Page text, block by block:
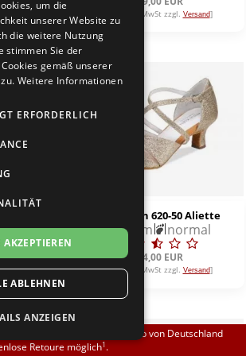
] [inkl. 19% MwSt zzgl. Versand]
comfort
Versand]
Anna Kern 620-50 Aliette
5,0 cm normal
104,00 EUR
[inkl. 19% MwSt zzgl. Versand]
800,00 EUR liefern wir innerhalb von Deutschland
Retoure möglich1.
um die
unserer Website zu
die weitere Nutzung
stimmen Sie der
gemäß unserer
Weitere Informationen
ERFORDERLICH
AKZEPTIEREN
ABLEHNEN
ANZEIGEN